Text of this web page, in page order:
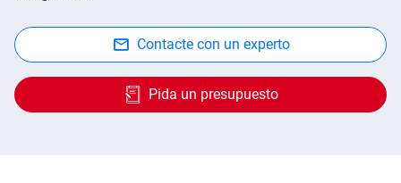
Contacte con un experto
Pida un presupuesto